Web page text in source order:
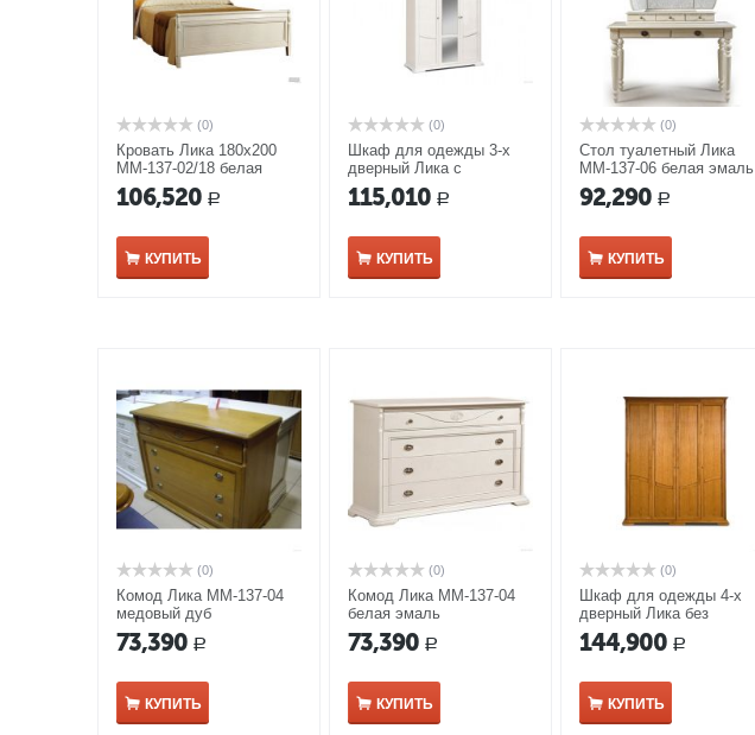
(0)
Кровать Лика 180х200
ММ-137-02/18 белая
эмаль
106,520 Р
КУПИТЬ
(0)
Шкаф для одежды 3-х
дверный Лика с
зеркалом ММ-137-01/03
белая эмаль
115,010 Р
КУПИТЬ
(0)
Стол туалетный Лика
ММ-137-06 белая эмаль
92,290 Р
КУПИТЬ
(0)
Комод Лика ММ-137-04
медовый дуб
73,390 Р
КУПИТЬ
(0)
Комод Лика ММ-137-04
белая эмаль
73,390 Р
КУПИТЬ
(0)
Шкаф для одежды 4-х
дверный Лика без
зеркала ММ-137-01/04Б
дуб медовый
144,900 Р
КУПИТЬ